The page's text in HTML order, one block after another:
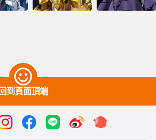
回到頁面頂端